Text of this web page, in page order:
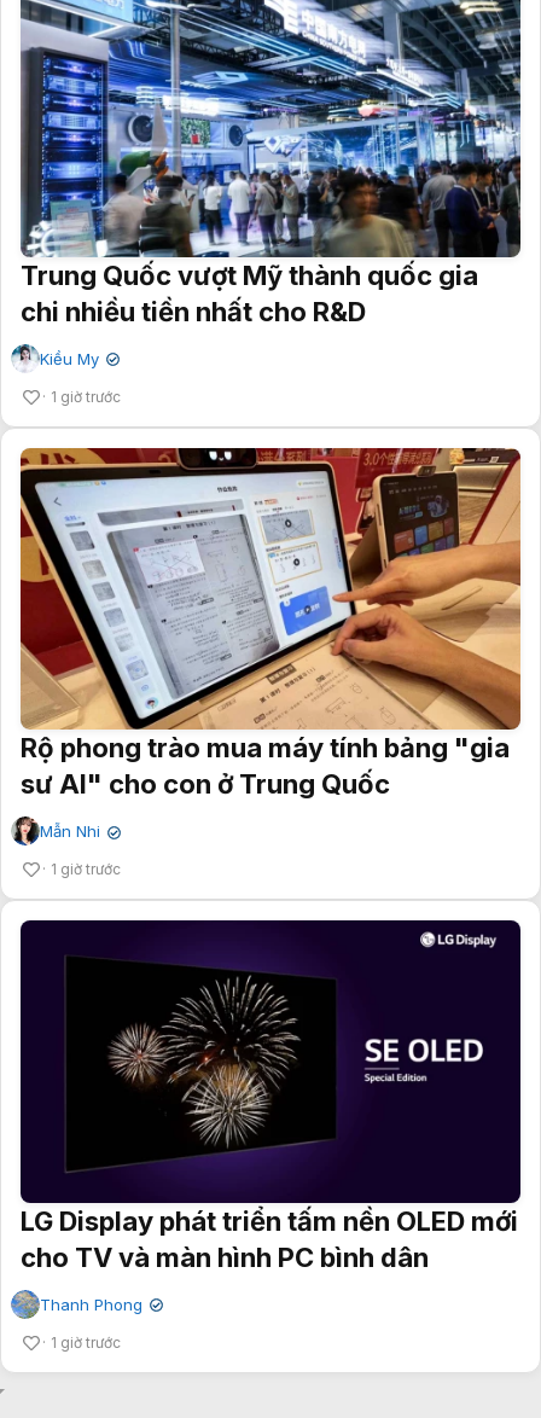
Trung Quốc vượt Mỹ thành quốc gia
chi nhiều tiền nhất cho R&D
Kiều My ✔
1 giờ trước
Rộ phong trào mua máy tính bảng "gia
sư AI" cho con ở Trung Quốc
Mẫn Nhi ✔
1 giờ trước
LG Display phát triển tấm nền OLED mới
cho TV và màn hình PC bình dân
Thanh Phong ✔
1 giờ trước